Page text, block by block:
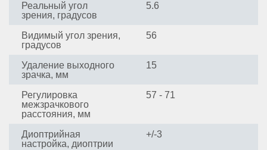
Реальный угол
зрения, градусов
5.6
Видимый угол зрения,
градусов
56
Удаление выходного
зрачка, мм
15
Регулировка
межзрачкового
расстояния, мм
57 - 71
Диоптрийная
настройка, диоптрии
+/-3